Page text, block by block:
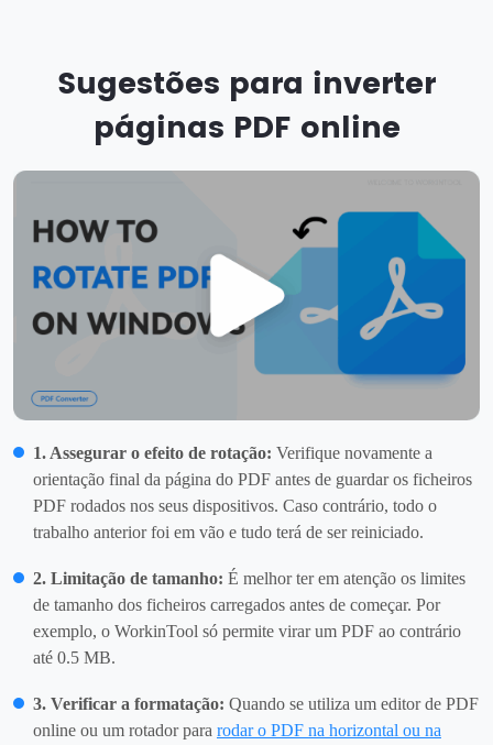
Sugestões para inverter
páginas PDF online
1. Assegurar o efeito de rotação: Verifique novamente a
orientação final da página do PDF antes de guardar os ficheiros
PDF rodados nos seus dispositivos. Caso contrário, todo o
trabalho anterior foi em vão e tudo terá de ser reiniciado.
2. Limitação de tamanho: É melhor ter em atenção os limites
de tamanho dos ficheiros carregados antes de começar. Por
exemplo, o WorkinTool só permite virar um PDF ao contrário
até 0.5 MB.
3. Verificar a formatação: Quando se utiliza um editor de PDF
online ou um rotador para rodar o PDF na horizontal ou na